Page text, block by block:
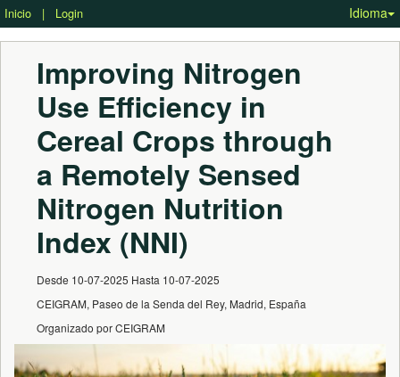
Inicio | Login Idioma
Improving Nitrogen
Use Efficiency in
Cereal Crops through
a Remotely Sensed
Nitrogen Nutrition
Index (NNI)
Desde 10-07-2025 Hasta 10-07-2025
CEIGRAM, Paseo de la Senda del Rey, Madrid, España
Organizado por CEIGRAM